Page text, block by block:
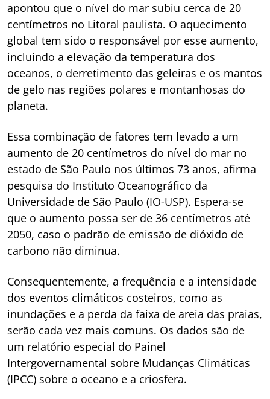
apontou que o nível do mar subiu cerca de 20
centímetros no Litoral paulista. O aquecimento
global tem sido o responsável por esse aumento,
incluindo a elevação da temperatura dos
oceanos, o derretimento das geleiras e os mantos
de gelo nas regiões polares e montanhosas do
planeta.
Essa combinação de fatores tem levado a um
aumento de 20 centímetros do nível do mar no
estado de São Paulo nos últimos 73 anos, afirma
pesquisa do Instituto Oceanográfico da
Universidade de São Paulo (IO-USP). Espera-se
que o aumento possa ser de 36 centímetros até
2050, caso o padrão de emissão de dióxido de
carbono não diminua.
Consequentemente, a frequência e a intensidade
dos eventos climáticos costeiros, como as
inundações e a perda da faixa de areia das praias,
serão cada vez mais comuns. Os dados são de
um relatório especial do Painel
Intergovernamental sobre Mudanças Climáticas
(IPCC) sobre o oceano e a criosfera.